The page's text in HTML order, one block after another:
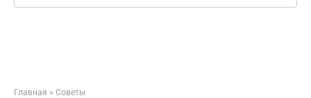
Главная » Советы